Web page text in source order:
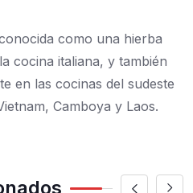
como una hierba
cocina italiana, y también
en las cocinas del sudeste
Camboya y Laos.